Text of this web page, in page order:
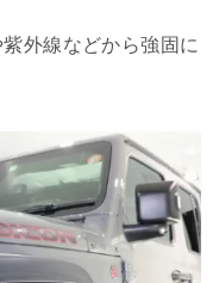
外線などから強固に